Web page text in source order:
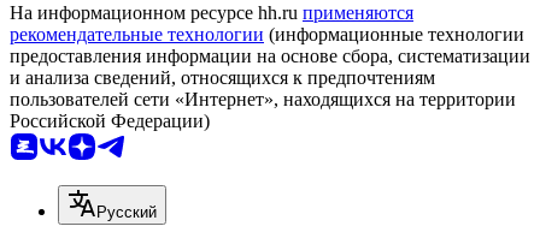
На информационном ресурсе hh.ru применяются
рекомендательные технологии (информационные технологии
предоставления информации на основе сбора, систематизации
и анализа сведений, относящихся к предпочтениям
пользователей сети «Интернет», находящихся на территории
Российской Федерации)
Русский